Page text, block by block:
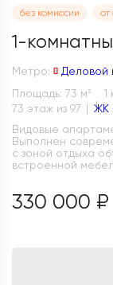
без комиссии от
1-
Метро: Деловой
Площадь: 73 м 2 1
73 этаж из 97
ЖК
Видовые
Выполнен
с зоной отдыха
встроенной
330 000 ₽